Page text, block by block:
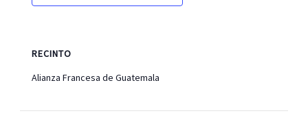
RECINTO
Alianza Francesa de Guatemala